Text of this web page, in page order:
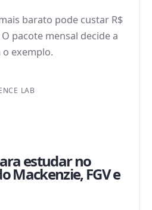
barato pode custar R$
pacote mensal decide a
exemplo.
LAB
estudar no
Mackenzie, FGV e